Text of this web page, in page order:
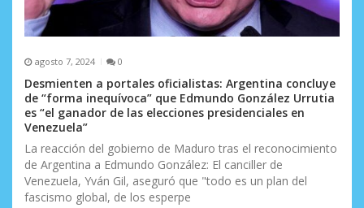
agosto 7, 2024 0
Desmienten a portales oficialistas: Argentina concluye
de “forma inequívoca” que Edmundo González Urrutia
es “el ganador de las elecciones presidenciales en
Venezuela”
La reacción del gobierno de Maduro tras el reconocimiento
de Argentina a Edmundo González: El canciller de
Venezuela, Yván Gil, aseguró que "todo es un plan del
fascismo global, de los esperpe